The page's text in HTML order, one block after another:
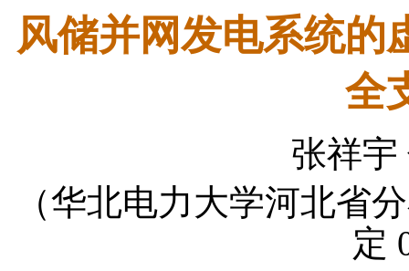
风储并网发电系统的
全
张祥宇
（华北电力大学河北省
定